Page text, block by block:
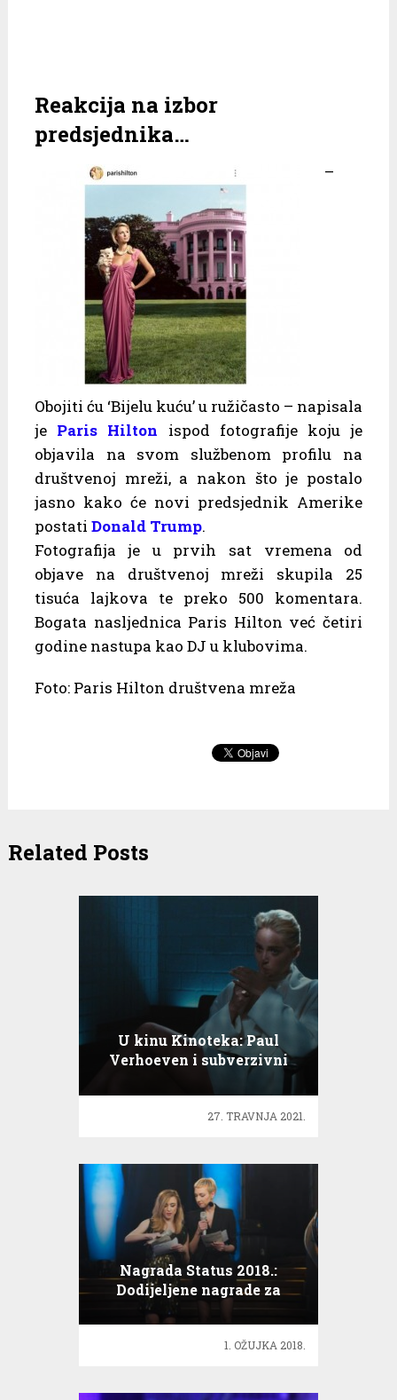
Reakcija na izbor
predsjednika…
–
Obojiti ću ‘Bijelu kuću’ u ružičasto – napisala
je Paris Hilton ispod fotografije koju je
objavila na svom službenom profilu na
društvenoj mreži, a nakon što je postalo
jasno kako će novi predsjednik Amerike
postati Donald Trump.
Fotografija je u prvih sat vremena od
objave na društvenoj mreži skupila 25
tisuća lajkova te preko 500 komentara.
Bogata nasljednica Paris Hilton već četiri
godine nastupa kao DJ u klubovima.
Foto: Paris Hilton društvena mreža
Related Posts
U kinu Kinoteka: Paul
Verhoeven i subverzivni
27. TRAVNJA 2021.
Nagrada Status 2018.:
Dodijeljene nagrade za
najbolje instrumentaliste
1. OŽUJKA 2018.